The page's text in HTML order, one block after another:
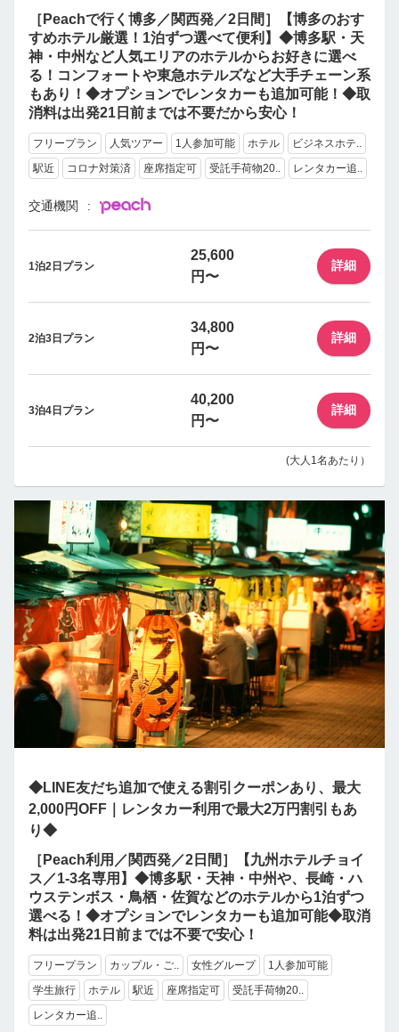
［Peachで行く博多／関西発／2日間］【博多のおす
すめホテル厳選！1泊ずつ選べて便利】◆博多駅・天
神・中州など人気エリアのホテルからお好きに選べ
る！コンフォートや東急ホテルズなど大手チェーン系
もあり！◆オプションでレンタカーも追加可能！◆取
消料は出発21日前までは不要だから安心！
フリープラン 人気ツアー 1人参加可能 ホテル
ビジネスホテ..
駅近
コロナ対策済 座席指定可 受託手荷物20.. レンタカー追..
交通機関
1泊2日プラン
25,600
円〜
詳細
2泊3日プラン
34,800
円〜
詳細
3泊4日プラン
40,200
円〜
詳細
(大人1名あたり）
◆LINE友だち追加で使える割引クーポンあり、最大
2,000円OFF｜レンタカー利用で最大2万円割引もあ
り◆
［Peach利用／関西発／2日間］【九州ホテルチョイ
ス／1-3名専用】◆博多駅・天神・中州や、長崎・ハ
ウステンボス・鳥栖・佐賀などのホテルから1泊ずつ
選べる！◆オプションでレンタカーも追加可能◆取消
料は出発21日前までは不要で安心！
フリープラン カップル・ご.. 女性グループ
1人参加可能
学生旅行
ホテル 駅近 座席指定可
受託手荷物20..
レンタカー追..